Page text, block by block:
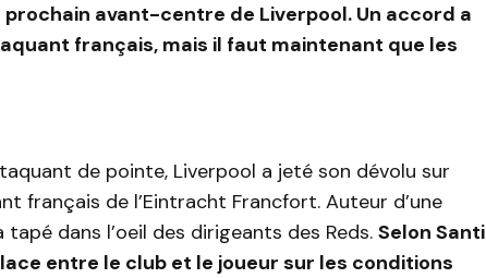
avant-centre de Liverpool. Un accord a
français, mais il faut maintenant que les
de pointe, Liverpool a jeté son dévolu sur
français de l’Eintracht Francfort. Auteur d’une
tapé dans l’oeil des dirigeants des Reds. Selon Santi
entre le club et le joueur sur les conditions